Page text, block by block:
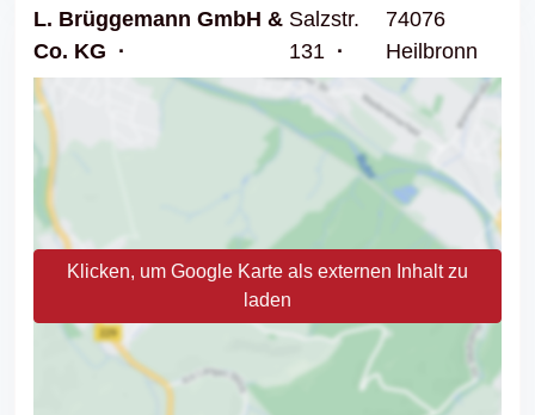
L. Brüggemann GmbH &
Co. KG
Salzstr.
131
74076
Heilbronn
Klicken, um Google Karte als externen Inhalt zu
laden